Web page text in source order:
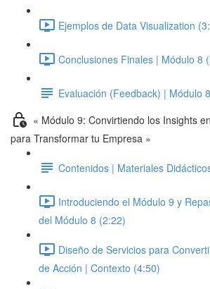
Ejemplos de Data Visualization
Conclusiones Finales | Módulo 8
Evaluación (Feedback) | Módulo 8
« Módulo 9: Convirtiendo los Insights
para Transformar tu Empresa »
Contenidos | Materiales
Introduciendo el Módulo 9 y
del Módulo 8 (2:22)
Diseño de Servicios para
de Acción | Contexto (4:50)